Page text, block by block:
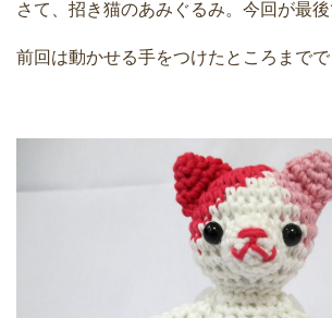
さて、招き猫のあみぐるみ。今回が最後
前回は動かせる手をつけたところまでで